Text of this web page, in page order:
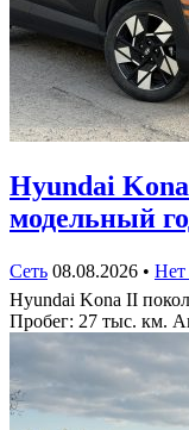
Hyundai
модельный
Сеть 08.08.2026 • Нет
Hyundai Kona II
Пробег: 27 тыс. км.